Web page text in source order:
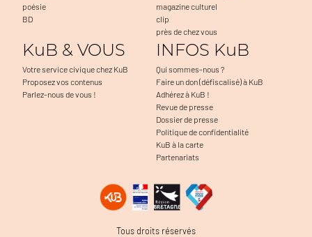
poésie
BD
magazine culturel
clip
près de chez vous
KuB & VOUS
Votre service civique chez KuB
Proposez vos contenus
Parlez-nous de vous !
INFOS KuB
Qui sommes-nous ?
Faire un don (défiscalisé) à KuB
Adhérez à KuB !
Revue de presse
Dossier de presse
Politique de confidentialité
KuB à la carte
Partenariats
Tous droits réservés